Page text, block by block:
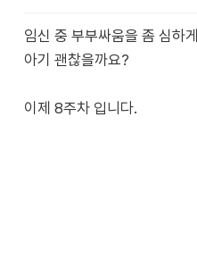
임신 중 부부싸움을 좀 심하
아기 괜찮을까요?
이제 8주차 입니다.